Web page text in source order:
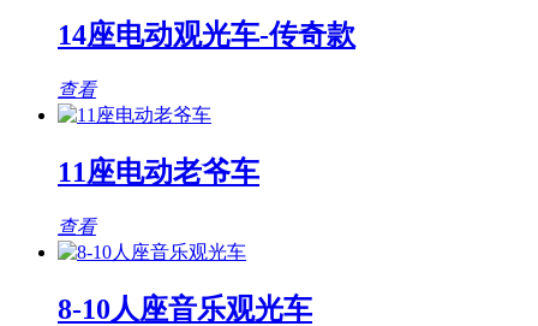
14座电动观光车-传奇款
查看
11座电动老爷车
查看
8-10人座音乐观光车